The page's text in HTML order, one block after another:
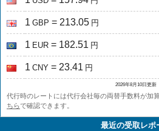
1 GBP = 213.05 円
1 EUR = 182.51 円
1 CNY = 23.41 円
2026年8月10日更新
代行時のレートには代行会社毎の両替手数料が加
ちらで確認できます。
最近の受取レポ